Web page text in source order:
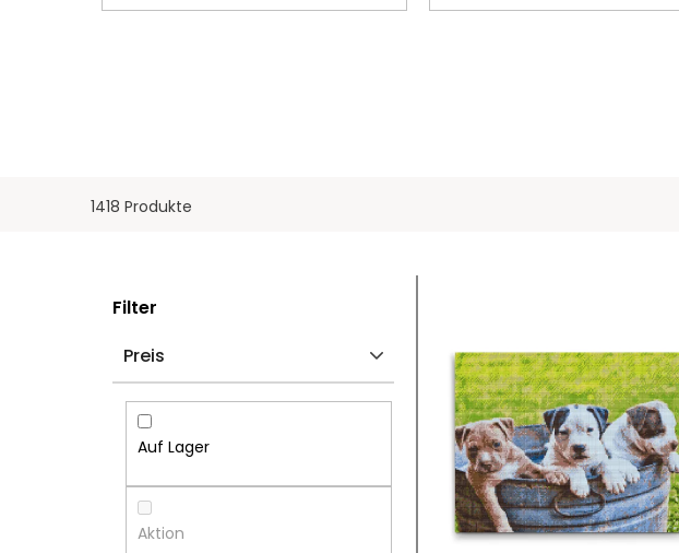
1418 Produkte
Filter
Preis
Auf Lager
Aktion